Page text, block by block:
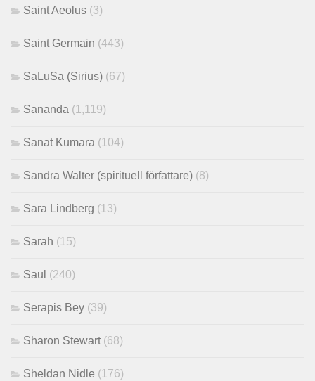
Saint Aeolus (3)
Saint Germain (443)
SaLuSa (Sirius) (67)
Sananda (1,119)
Sanat Kumara (104)
Sandra Walter (spirituell författare) (8)
Sara Lindberg (13)
Sarah (15)
Saul (240)
Serapis Bey (39)
Sharon Stewart (68)
Sheldan Nidle (176)